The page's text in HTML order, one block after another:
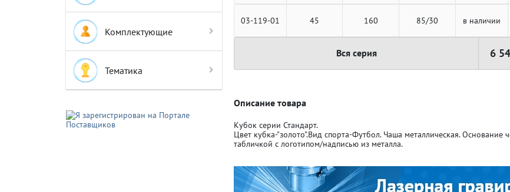
Крышки для кубков
Баскетбол
Бокс Боулинг
Водный спорт Волейбол
Комплектующие
Крышки для кубков
Тематика
Баскетбол
Бокс Боулинг
Водный спорт Волейбол
03-119-01 45 160 85/30 в наличии
Вся серия 6
Описание товара
Кубок серии Стандарт.
Цвет кубка-"золото".Вид спорта-Футбол. Чаша металлическая.
табличкой с логотипом/надписью из металла.